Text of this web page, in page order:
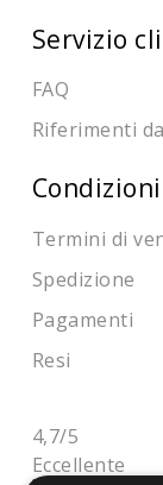
Servizio
FAQ
Riferimenti
Termini di
Spedizione
Pagamenti
Resi
4,7/5
Eccellente